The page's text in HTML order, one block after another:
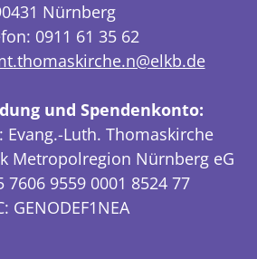
Nürnberg
0911 61 35 62
und Spendenkonto:
Evang.-Luth. Thomaskirche
Metropolregion Nürnberg eG
7606 9559 0001 8524 77
GENODEF1NEA